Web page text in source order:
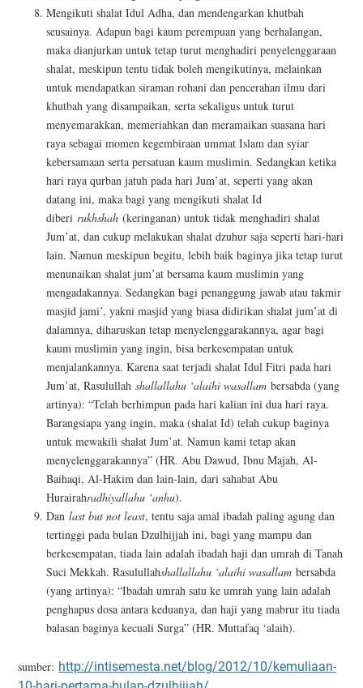
Mengikuti shalat Idul Adha, dan mendengarkan khutbah
seusainya. Adapun bagi kaum perempuan yang berhalangan,
maka dianjurkan untuk tetap turut menghadiri penyelenggaraan
shalat, meskipun tentu tidak boleh mengikutinya, melainkan
untuk mendapatkan siraman rohani dan pencerahan ilmu dari
khutbah yang disampaikan, serta sekaligus untuk turut
menyemarakkan, memeriahkan dan meramaikan suasana hari
raya sebagai momen kegembiraan ummat Islam dan syiar
kebersamaan serta persatuan kaum muslimin. Sedangkan ketika
hari raya qurban jatuh pada hari Jum’at, seperti yang akan
datang ini, maka bagi yang mengikuti shalat Id
diberi rukhshah (keringanan) untuk tidak menghadiri shalat
Jum’at, dan cukup melakukan shalat dzuhur saja seperti hari-hari
lain. Namun meskipun begitu, lebih baik baginya jika tetap turut
menunaikan shalat jum’at bersama kaum muslimin yang
mengadakannya. Sedangkan bagi penanggung jawab atau takmir
masjid jami’, yakni masjid yang biasa didirikan shalat jum’at di
dalamnya, diharuskan tetap menyelenggarakannya, agar bagi
kaum muslimin yang ingin, bisa berkesempatan untuk
menjalankannya. Karena saat terjadi shalat Idul Fitri pada hari
Jum’at, Rasulullah shallallahu ‘alaihi wasallam bersabda (yang
artinya): “Telah berhimpun pada hari kalian ini dua hari raya.
Barangsiapa yang ingin, maka (shalat Id) telah cukup baginya
untuk mewakili shalat Jum’at. Namun kami tetap akan
menyelenggarakannya” (HR. Abu Dawud, Ibnu Majah, Al-
Baihaqi, Al-Hakim dan lain-lain, dari sahabat Abu
Hurairahradhiyallahu ‘anhu).
Dan last but not least, tentu saja amal ibadah paling agung dan
tertinggi pada bulan Dzulhijjah ini, bagi yang mampu dan
berkesempatan, tiada lain adalah ibadah haji dan umrah di Tanah
Suci Mekkah. Rasulullahshallallahu ‘alaihi wasallam bersabda
(yang artinya): “Ibadah umrah satu ke umrah yang lain adalah
penghapus dosa antara keduanya, dan haji yang mabrur itu tiada
balasan baginya kecuali Surga” (HR. Muttafaq ‘alaih).
sumber: http://intisemesta.net/blog/2012/10/kemuliaan-